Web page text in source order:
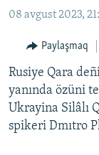
Qıdıruvğa
qaytmaq
MEDENİYET
İNSAN AQLARI
VİDEO
SÜRET
BLOGLAR
08 avgust 2023,
Paylaşmaq
Rusiye Qara
yanında özüni
Ukrayina Silâlı
spikeri Dmıtro